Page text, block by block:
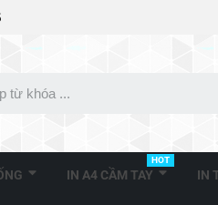
IN A4 CẦM TAY
HOT
IN